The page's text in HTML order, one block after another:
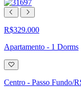
R$329.000
Apartamento - 1 Dorms
Adicionar
à
lista
de
Centro - Passo Fundo/